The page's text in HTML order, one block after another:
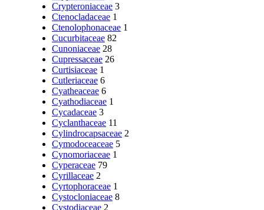
Crypteroniaceae 3
Ctenocladaceae 1
Ctenolophonaceae 1
Cucurbitaceae 82
Cunoniaceae 28
Cupressaceae 26
Curtisiaceae 1
Cutleriaceae 6
Cyatheaceae 6
Cyathodiaceae 1
Cycadaceae 3
Cyclanthaceae 11
Cylindrocapsaceae 2
Cymodoceaceae 5
Cynomoriaceae 1
Cyperaceae 79
Cyrillaceae 2
Cyrtophoraceae 1
Cystocloniaceae 8
Cystodiaceae 2